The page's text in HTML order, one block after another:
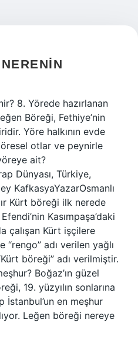
8. Yörede hazırlanan
Böreği, Fethiye’nin
Yöre halkının evde
otlar ve peynirle
ait?
Dünyası, Türkiye,
KafkasyaYazarOsmanlı
Kürt böreği ilk nerede
Kasımpaşa’daki
çalışan Kürt işçilere
“rengo” adı verilen yağlı
böreği” adı verilmiştir.
Boğaz’ın güzel
19. yüzyılın sonlarına
İstanbul’un en meşhur
Leğen böreği nereye